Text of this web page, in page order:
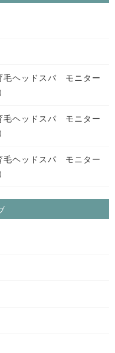
ヘッドスパ モニター
ヘッドスパ モニター
ヘッドスパ モニター